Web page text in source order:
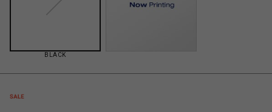
BLACK